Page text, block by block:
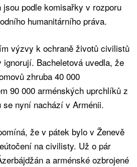
podle komisařky v rozporu
humanitárního práva.
výzvy k ochraně životů civilistů
Bacheletová uvedla, že
zhruba 40 000
90 000 arménských uprchlíků z
se nyní nachází v Arménii.
že v pátek bylo v Ženevě
na civilisty. Už o pár
a arménské ozbrojené